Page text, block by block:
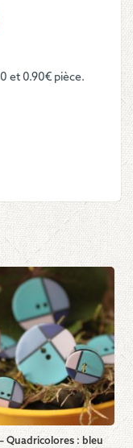
et 0.90€ pièce.
Quadricolores : bleu